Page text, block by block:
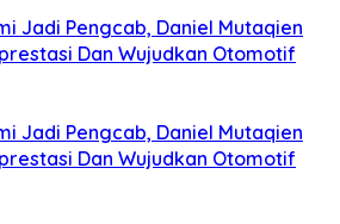
Jadi Pengcab, Daniel Mutaqien
Dan Wujudkan Otomotif
Jadi Pengcab, Daniel Mutaqien
Dan Wujudkan Otomotif